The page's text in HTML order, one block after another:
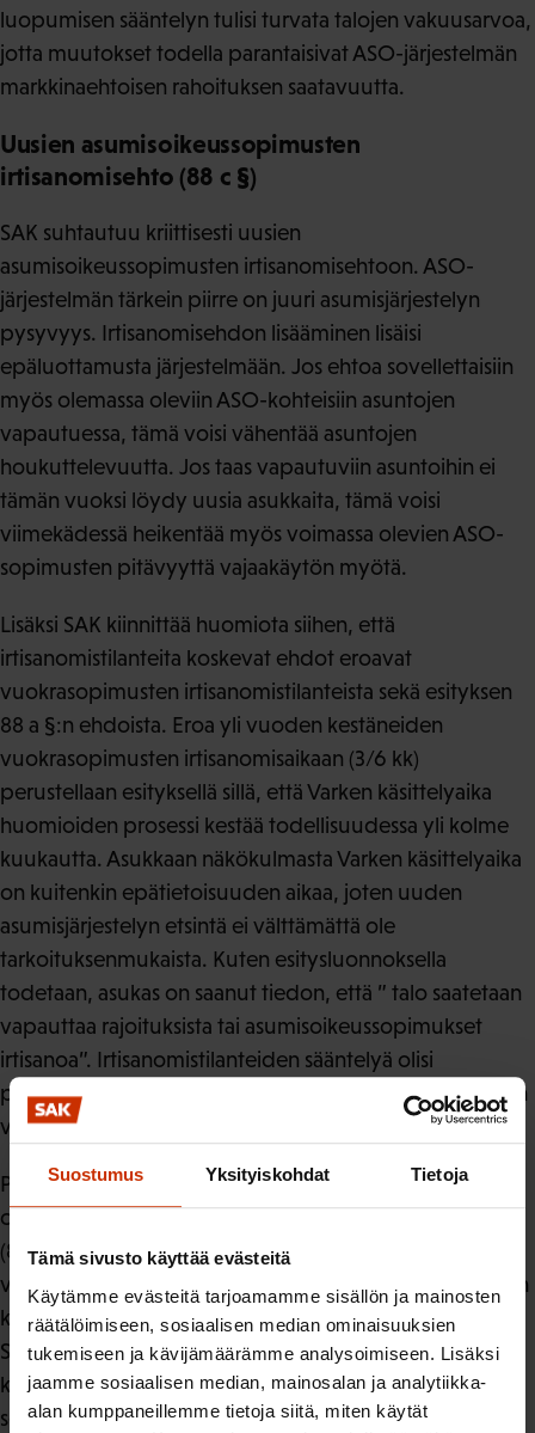
Suostumus Yksityiskohdat Tietoja
Tämä sivusto käyttää evästeitä
Käytämme evästeitä tarjoamamme sisällön ja mainosten
räätälöimiseen, sosiaalisen median ominaisuuksien
tukemiseen ja kävijämäärämme analysoimiseen. Lisäksi
jaamme sosiaalisen median, mainosalan ja analytiikka-
alan kumppaneillemme tietoja siitä, miten käytät
luopumisen sääntelyn tulisi turvata talojen vakuusarvoa,
jotta muutokset todella parantaisivat ASO-järjestelmän
markkinaehtoisen rahoituksen saatavuutta.
Uusien asumisoikeussopimusten
irtisanomisehto (88 c §)
SAK suhtautuu kriittisesti uusien
asumisoikeussopimusten irtisanomisehtoon. ASO-
järjestelmän tärkein piirre on juuri asumisjärjestelyn
pysyvyys. Irtisanomisehdon lisääminen lisäisi
epäluottamusta järjestelmään. Jos ehtoa sovellettaisiin
myös olemassa oleviin ASO-kohteisiin asuntojen
vapautuessa, tämä voisi vähentää asuntojen
houkuttelevuutta. Jos taas vapautuviin asuntoihin ei
tämän vuoksi löydy uusia asukkaita, tämä voisi
viimekädessä heikentää myös voimassa olevien ASO-
sopimusten pitävyyttä vajaakäytön myötä.
Lisäksi SAK kiinnittää huomiota siihen, että
irtisanomistilanteita koskevat ehdot eroavat
vuokrasopimusten irtisanomistilanteista sekä esityksen
88 a §:n ehdoista. Eroa yli vuoden kestäneiden
vuokrasopimusten irtisanomisaikaan (3/6 kk)
perustellaan esityksellä sillä, että Varken käsittelyaika
huomioiden prosessi kestää todellisuudessa yli kolme
kuukautta. Asukkaan näkökulmasta Varken käsittelyaika
on kuitenkin epätietoisuuden aikaa, joten uuden
asumisjärjestelyn etsintä ei välttämättä ole
tarkoituksenmukaista. Kuten esitysluonnoksella
todetaan, asukas on saanut tiedon, että ” talo saatetaan
vapauttaa rajoituksista tai asumisoikeussopimukset
irtisanoa”. Irtisanomistilanteiden sääntelyä olisi
perusteltua yhdenmukaistaa suhteessa asuinhuoneiden
vuokrasopimusten irtisanomiseen.
Puolestaan irtisanomisen edellyttämää vajaakäyttöä (88
c §) ja rajoituksista vapauttamista vajaakäyttötilanteissa
(88 a §) olisi perusteltua ainakin yhdenmukaistaa
vajaakäyttöä koskevien ehtojen osalta. Herää ylipäätään
kysymys, onko esitetty 88 c § todella välttämätön?
Säännöskohtaisissa perusteluissa pykäläluonnosta
koskevia perusteluita olisi vähintään syytä tarkentaa ja
selkeyttää.